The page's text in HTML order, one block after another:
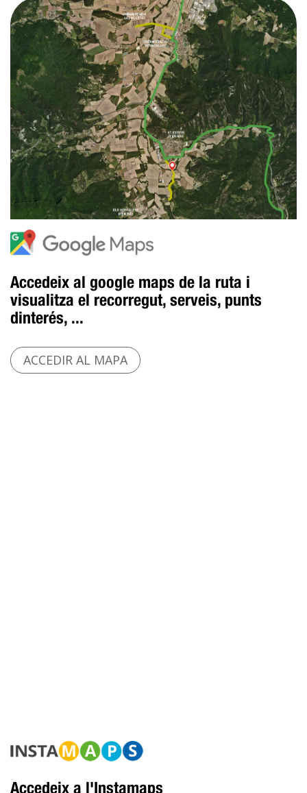
Accedeix al google maps de la ruta i
visualitza el recorregut, serveis, punts
dinterés, ...
ACCEDIR AL MAPA
Accedeix a l'Instamaps